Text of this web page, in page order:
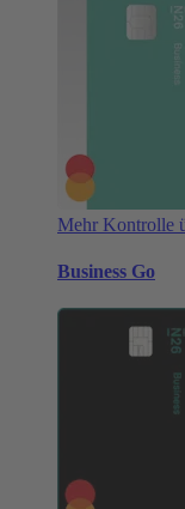
Mehr Kontrolle
Business Go